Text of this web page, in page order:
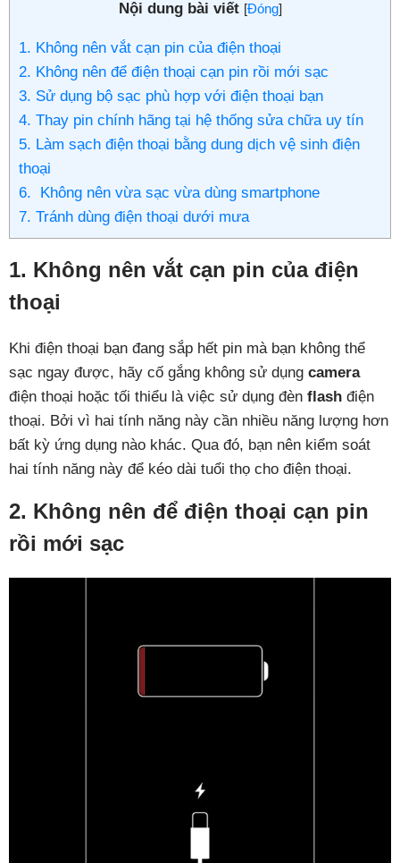
Nội dung bài viết [Đóng]
1. Không nên vắt cạn pin của điện thoại
2. Không nên để điện thoại cạn pin rồi mới sạc
3. Sử dụng bộ sạc phù hợp với điện thoại bạn
4. Thay pin chính hãng tại hệ thống sửa chữa uy tín
5. Làm sạch điện thoại bằng dung dịch vệ sinh điện
thoại
6. Không nên vừa sạc vừa dùng smartphone
7. Tránh dùng điện thoại dưới mưa
1. Không nên vắt cạn pin của điện
thoại
Khi điện thoại bạn đang sắp hết pin mà bạn không thể
sạc ngay được, hãy cố gắng không sử dụng camera
điện thoại hoặc tối thiểu là việc sử dụng đèn flash điện
thoại. Bởi vì hai tính năng này cần nhiều năng lượng hơn
bất kỳ ứng dụng nào khác. Qua đó, bạn nên kiểm soát
hai tính năng này để kéo dài tuổi thọ cho điện thoại.
2. Không nên để điện thoại cạn pin
rồi mới sạc